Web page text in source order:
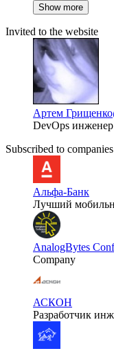
Show more
Invited to the website
Артем Грищенко
DevOps инженер
Subscribed to companies
Альфа-Банк
Лучший
AnalogBytes
Company
АСКОН
Разработчик